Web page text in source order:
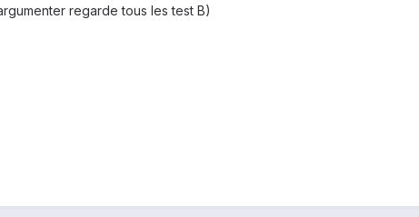
regarde tous les test B)